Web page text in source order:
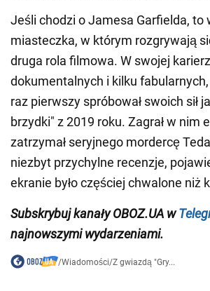
Jeśli chodzi o Jamesa Garfielda,
miasteczka, w którym rozgrywają
druga rola filmowa. W swojej
dokumentalnych i kilku
raz pierwszy spróbował swoich sił
brzydki" z 2019 roku. Zagrał w nim
zatrzymał seryjnego mordercę
niezbyt przychylne recenzje,
ekranie było częściej chwalone niż
Subskrybuj kanały OBOZ.UA w
najnowszymi wydarzeniami.
/Wiadomości/Z gwiazdą "Gry...